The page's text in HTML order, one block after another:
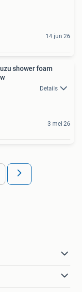
14 jun 26
shower foam
Details
3 mei 26